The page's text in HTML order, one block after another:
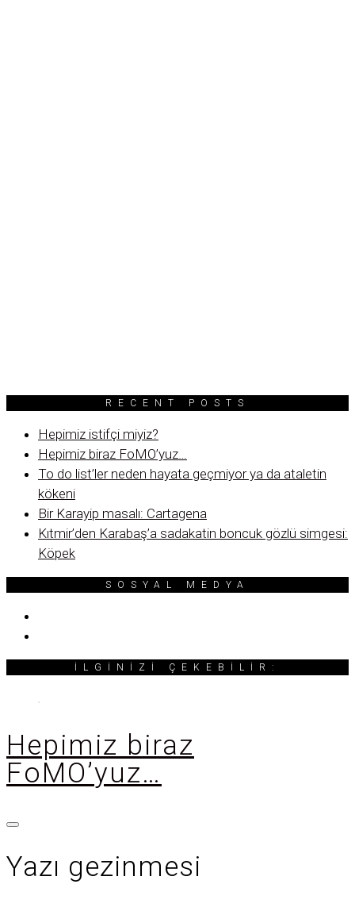
RECENT POSTS
Hepimiz istifçi miyiz?
Hepimiz biraz FoMO’yuz…
To do list’ler neden hayata geçmiyor ya da ataletin
kökeni
Bir Karayip masalı: Cartagena
Kıtmir’den Karabaş’a sadakatin boncuk gözlü simgesi:
Köpek
SOSYAL MEDYA
İLGINIZI ÇEKEBILIR:
Hepimiz biraz
FoMO’yuz…
Yazı gezinmesi